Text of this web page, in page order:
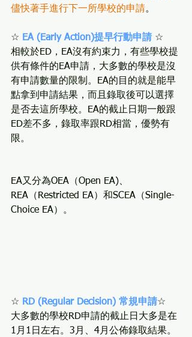
儘快著手進行下一所學校的申請。
☆ EA (Early Action)提早行動申請 ☆
相較於ED，EA沒有約束力，有些學校提
供有條件的EA申請，大多數的學校是沒
有申請數量的限制。EA的目的就是能早
點拿到申請結果，而且錄取後可以選擇
是否去這所學校。EA的截止日期一般跟
ED差不多，錄取率跟RD相當，優勢有
限。
EA又分為OEA（Open EA)、
REA（Restricted EA）和SCEA（Single-
Choice EA）。
☆ RD (Regular Decision) 常規申請☆
大多數的學校RD申請的截止日大多是在
1月1日左右。3月、4月公佈錄取結果。